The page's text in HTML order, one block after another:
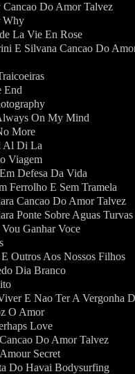
Do Amor Talvez
Why
La Vie En Rose
E Silvana Cancao Do
End
On My Mind
More
Al Di La
Viagem
Defesa Da Vida
Ferrolho E Sem Tramela
Cancao Do Amor Talvez
Ponte Sobre Aguas Turvas
Ganhar Voce
Outros Aos Nossos Filhos
Dia Branco
E Nao Ter A Vergonha
O Amor
Love
Do Amor Talvez
Secret
Do Havai Bodysurfing